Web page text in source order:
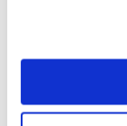
Kontakt